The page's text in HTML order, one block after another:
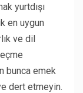
yurtdışı
en uygun
ve dil
bunca emek
dert etmeyin.